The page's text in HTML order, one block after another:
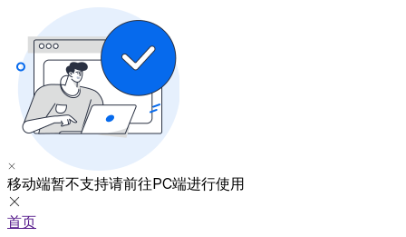
移动端暂不支持请前往PC端进行使用
首页